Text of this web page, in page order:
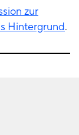
zur
Hintergrund.